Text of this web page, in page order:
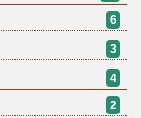
6
3
4
2